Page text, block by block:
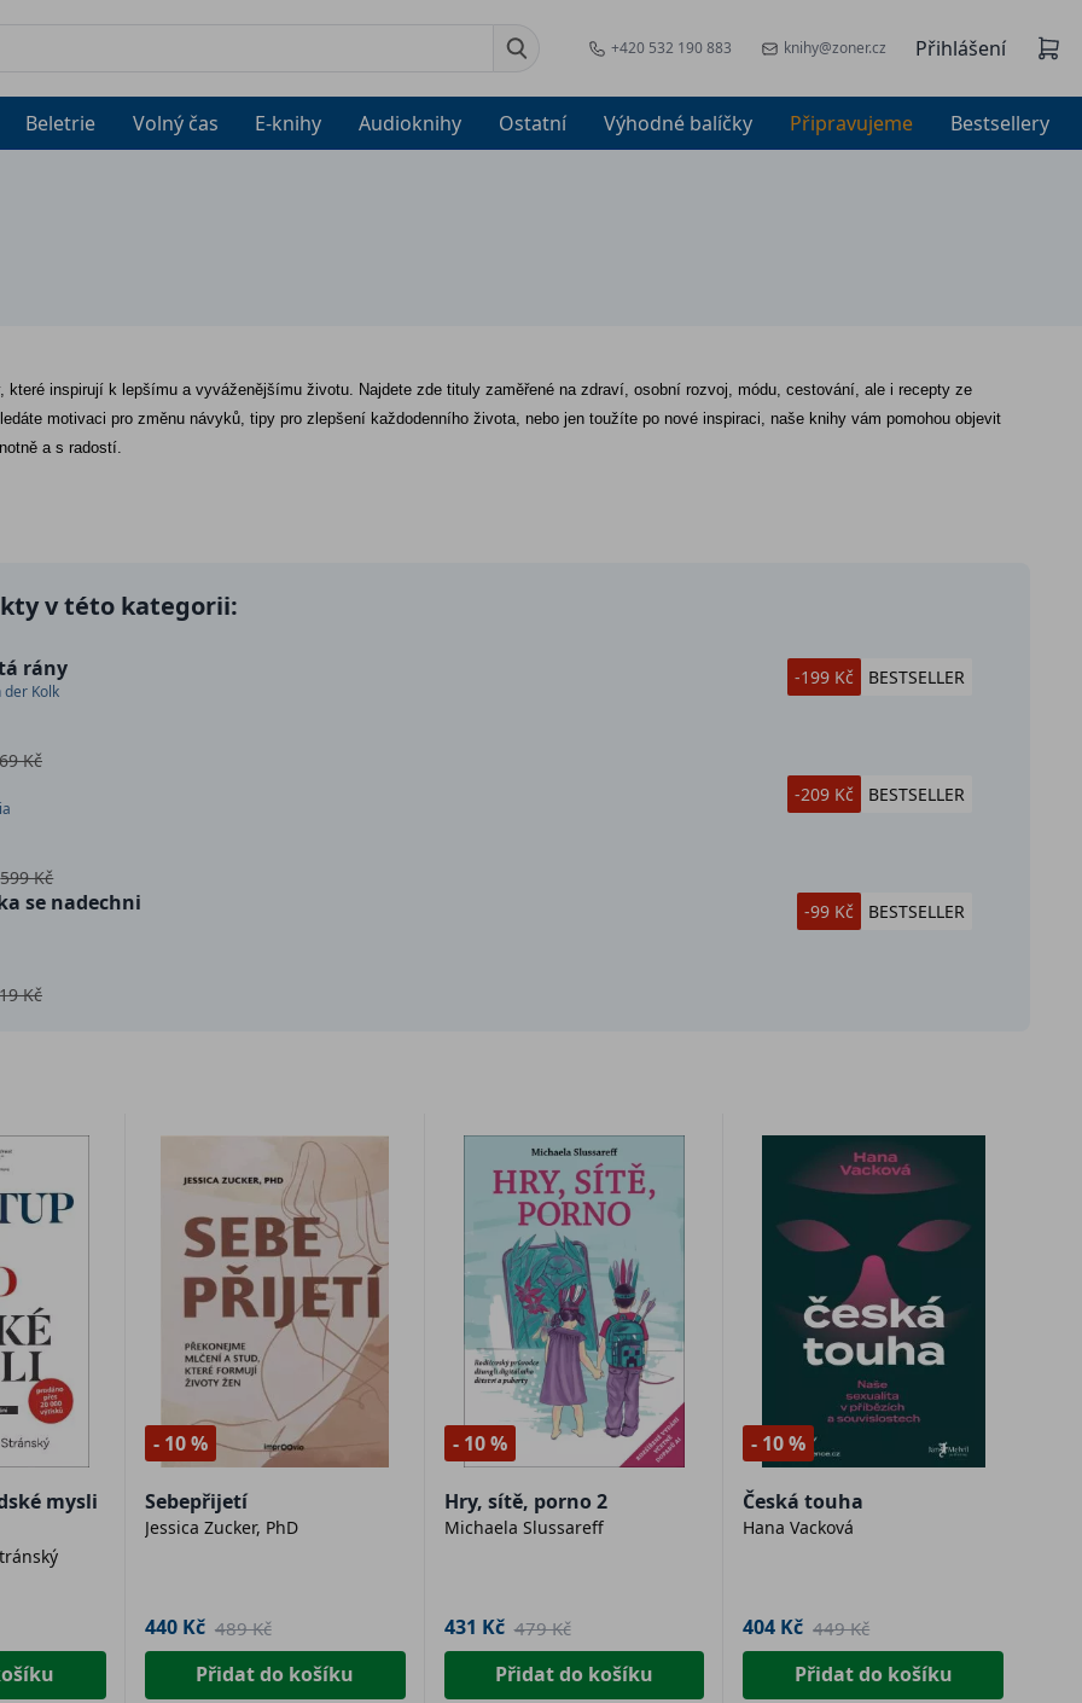
+420 532 190 883 knihy@zoner.cz Přihlášení
Beletrie Volný čas E-knihy Audioknihy Ostatní Výhodné balíčky Připravujeme Bestsellery
které inspirují k lepšímu a vyváženějšímu životu. Najdete zde tituly zaměřené na zdraví, osobní rozvoj, módu, cestování, ale i recepty ze
motivaci pro změnu návyků, tipy pro zlepšení každodenního života, nebo jen toužíte po nové inspiraci, naše knihy vám pomohou objevit
a s radostí.
v této kategorii:
rány
der Kolk
Kč
-199 Kč BESTSELLER
599 Kč
-209 Kč BESTSELLER
se nadechni
Kč
-99 Kč BESTSELLER
mysli
- 10 %
Sebepřijetí
Jessica Zucker, PhD
440 Kč 489 Kč
Přidat do košíku
- 10 %
Hry, sítě, porno 2
Michaela Slussareff
431 Kč 479 Kč
Přidat do košíku
- 10 %
Česká touha
Hana Vacková
404 Kč 449 Kč
Přidat do košíku